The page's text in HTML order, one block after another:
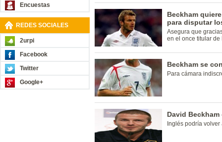
Encuestas
REDES SOCIALES
2urpi
Facebook
Twitter
Google+
Beckham
para disputar
Asegura que
en el once titular
Beckham se
Para cámara
David
Inglés podría